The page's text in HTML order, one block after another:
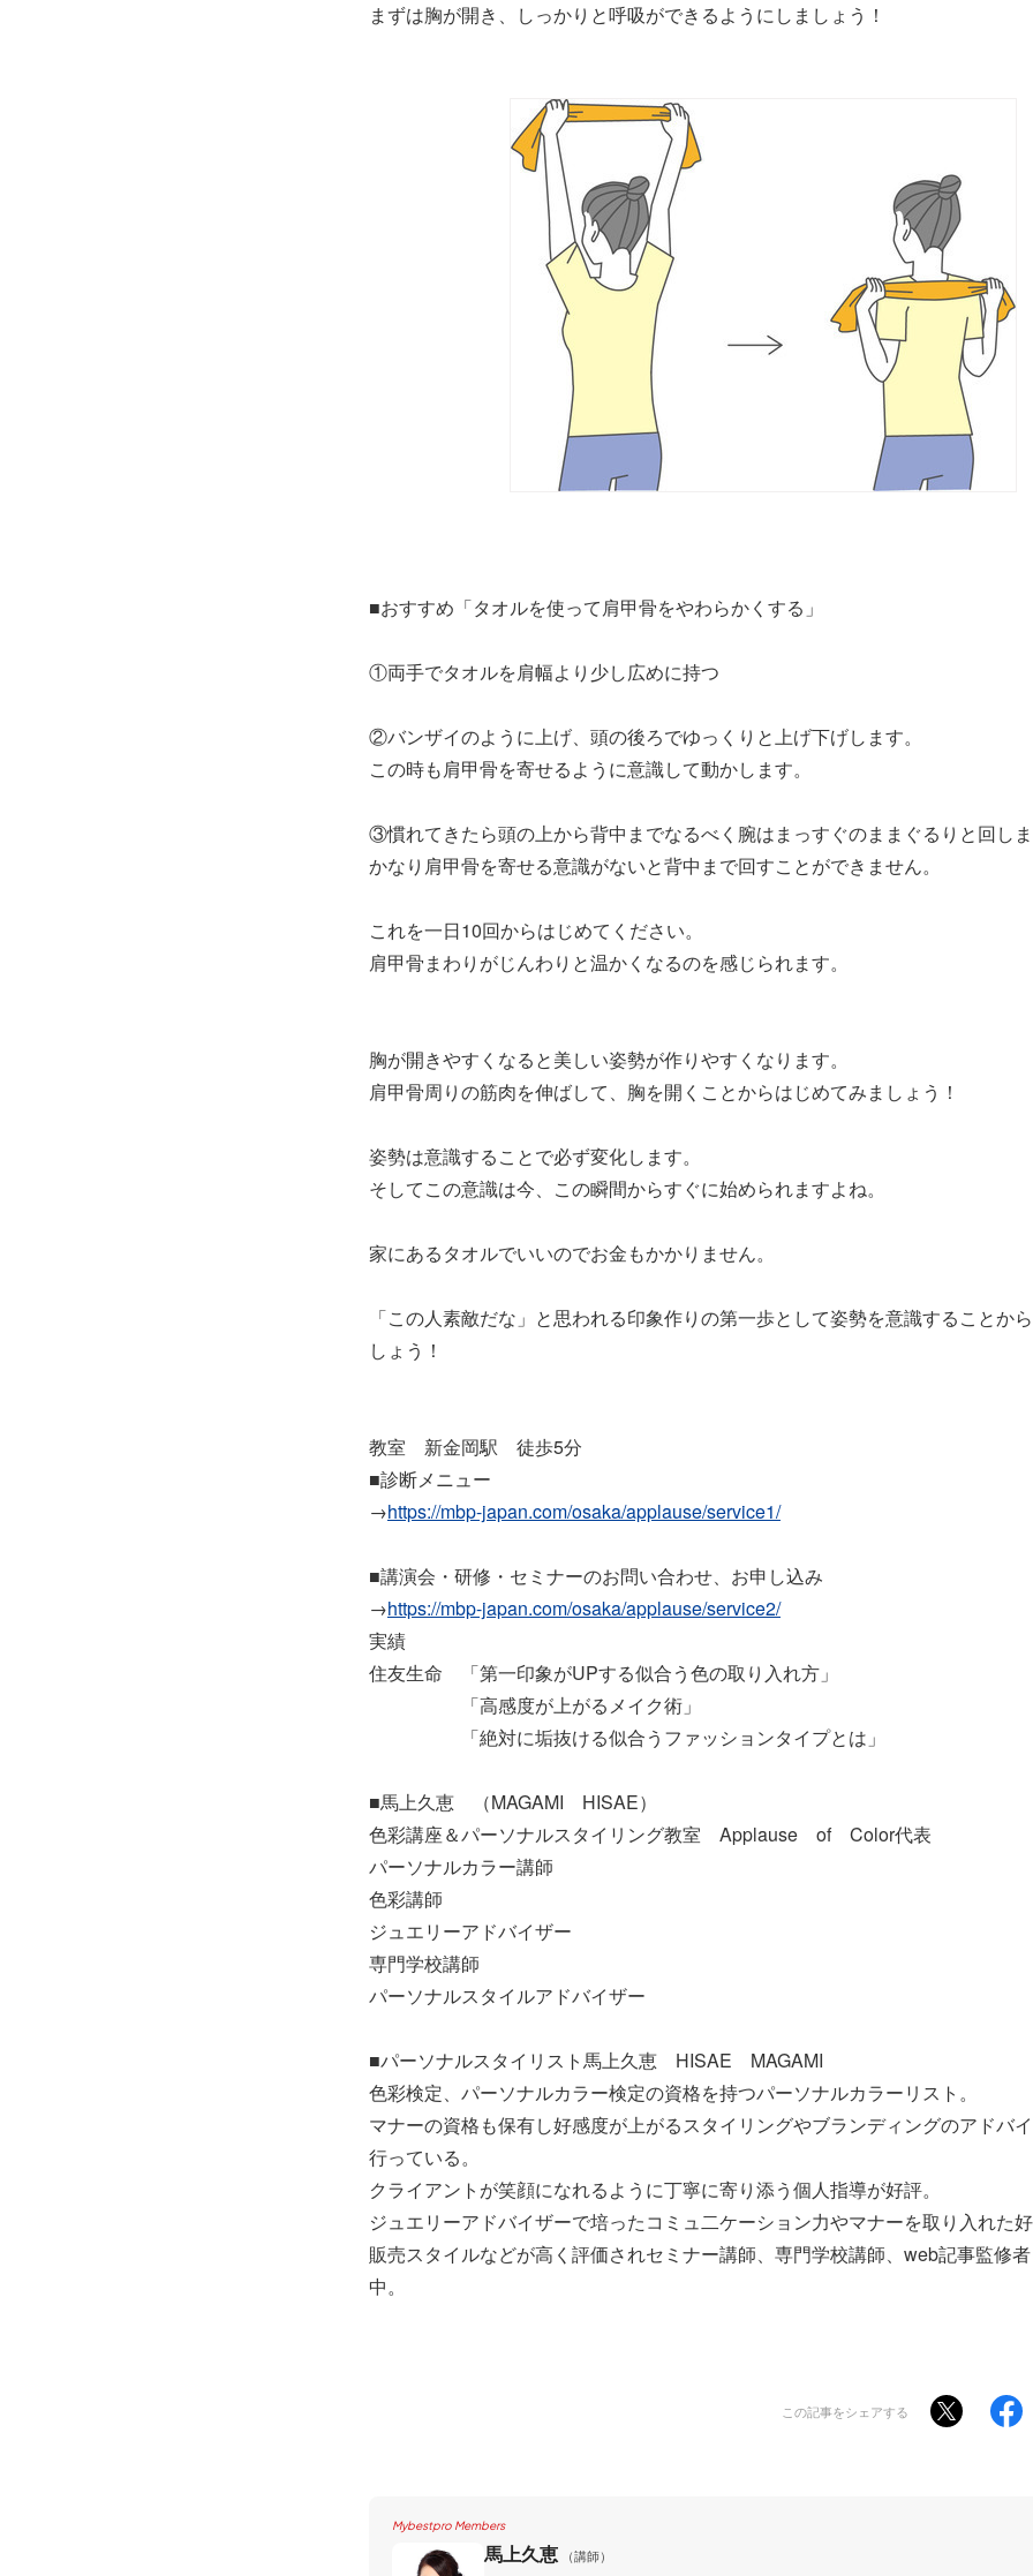
まずは胸が開き、しっかりと呼吸ができるようにしましょう！
■おすすめ「タオルを使って肩甲骨をやわらかくする」
①両手でタオルを肩幅より少し広めに持つ
②バンザイのように上げ、頭の後ろでゆっくりと上げ下げします。
この時も肩甲骨を寄せるように意識して動かします。
③慣れてきたら頭の上から背中までなるべく腕はまっすぐのままぐるりと回し
かなり肩甲骨を寄せる意識がないと背中まで回すことができません。
これを一日10回からはじめてください。
肩甲骨まわりがじんわりと温かくなるのを感じられます。
胸が開きやすくなると美しい姿勢が作りやすくなります。
肩甲骨周りの筋肉を伸ばして、胸を開くことからはじめてみましょう！
姿勢は意識することで必ず変化します。
そしてこの意識は今、この瞬間からすぐに始められますよね。
家にあるタオルでいいのでお金もかかりません。
「この人素敵だな」と思われる印象作りの第一歩として姿勢を意識することか
しょう！
教室 新金岡駅 徒歩5分
■診断メニュー
→https://mbp-japan.com/osaka/applause/service1/
■講演会・研修・セミナーのお問い合わせ、お申し込み
→https://mbp-japan.com/osaka/applause/service2/
実績
住友生命 「第一印象がUPする似合う色の取り入れ方」
「高感度が上がるメイク術」
「絶対に垢抜ける似合うファッションタイプとは」
■馬上久恵 （MAGAMI HISAE）
色彩講座＆パーソナルスタイリング教室 Applause of Color代表
パーソナルカラー講師
色彩講師
ジュエリーアドバイザー
専門学校講師
パーソナルスタイルアドバイザー
■パーソナルスタイリスト馬上久恵 HISAE MAGAMI
色彩検定、パーソナルカラー検定の資格を持つパーソナルカラーリスト。
マナーの資格も保有し好感度が上がるスタイリングやブランディングのアドバ
行っている。
クライアントが笑顔になれるように丁寧に寄り添う個人指導が好評。
ジュエリーアドバイザーで培ったコミュ二ケーション力やマナーを取り入れた
販売スタイルなどが高く評価されセミナー講師、専門学校講師、web記事監修
中。
この記事をシェアする
Mybestpro Members
馬上久恵
（講師）